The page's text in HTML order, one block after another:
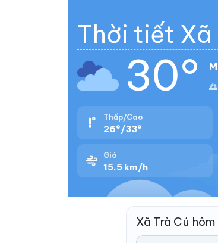
Thời tiết Xã
30°
Thấp/Cao
26°/33°
Gió
15.5 km/h
Xã Trà Cú